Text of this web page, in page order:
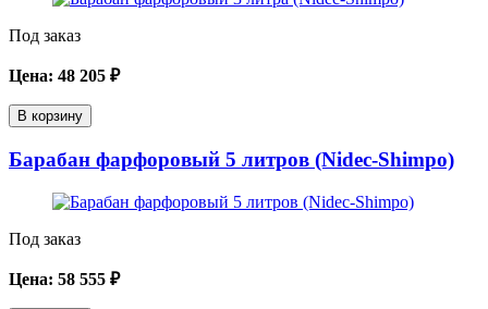
Под заказ
Цена: 48 205 ₽
В корзину
Барабан фарфоровый 5 литров (Nidec-Shimpo)
Под заказ
Цена: 58 555 ₽